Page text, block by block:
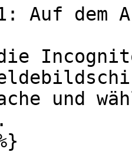
Auf dem
und